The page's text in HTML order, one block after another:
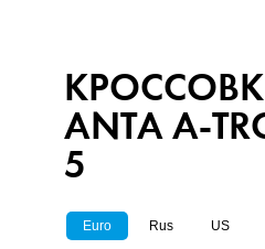
ANTA A-
5
Euro Rus US